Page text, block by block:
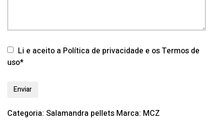
Li e aceito a Política de privacidade e os Termos de
uso*
Categoria: Salamandra pellets Marca: MCZ